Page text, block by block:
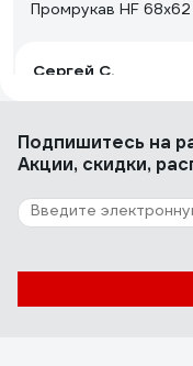
Промрукав HF
Сергей С.
Лучшая из всех.
87
Отзыв о коробке
Дмитрий
Подпишитесь на
Акции, скидки,